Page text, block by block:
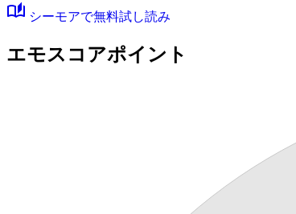
auto_stories シーモアで無料試し読み
エモスコアポイント